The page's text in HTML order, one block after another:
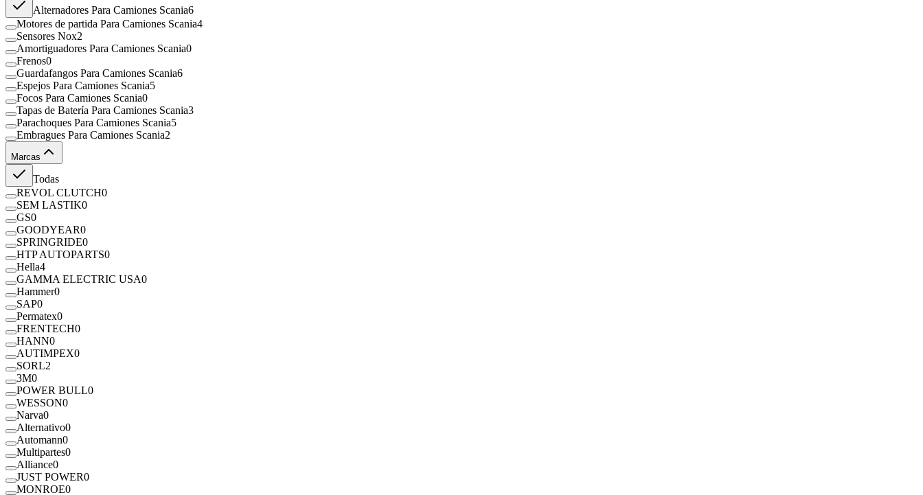
Alternadores Para Camiones Scania6
Motores de partida Para Camiones Scania4
Sensores Nox2
Amortiguadores Para Camiones Scania0
Frenos0
Guardafangos Para Camiones Scania6
Espejos Para Camiones Scania5
Focos Para Camiones Scania0
Tapas de Batería Para Camiones Scania3
Parachoques Para Camiones Scania5
Embragues Para Camiones Scania2
Marcas
Todas
REVOL CLUTCH0
SEM LASTIK0
GS0
GOODYEAR0
SPRINGRIDE0
HTP AUTOPARTS0
Hella4
GAMMA ELECTRIC USA0
Hammer0
SAP0
Permatex0
FRENTECH0
HANN0
AUTIMPEX0
SORL2
3M0
POWER BULL0
WESSON0
Narva0
Alternativo0
Automann0
Multipartes0
Alliance0
JUST POWER0
MONROE0